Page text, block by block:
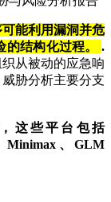
能利用漏洞并危
的结构化过程。 .
从被动的应急响
胁分析主要分支
这些平台包括
Minimax、GLM